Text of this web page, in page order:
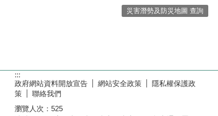
災害潛勢及防災地圖 查詢
:::
政府網站資料開放宣告
網站安全政策
隱私權保護政
策
聯絡我們
瀏覽人次： 525